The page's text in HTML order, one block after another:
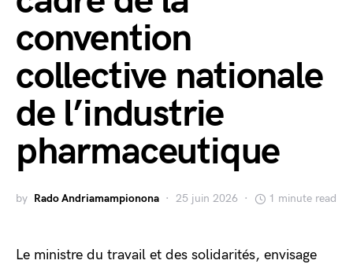
convention
collective nationale
de l’industrie
pharmaceutique
by Rado Andriamampionona 25 juin 2026 1 minute read
Le ministre du travail et des solidarités, envisage